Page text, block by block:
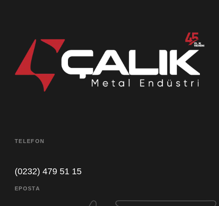
TELEFON
(0232) 479 51 15
EPOSTA
sorun!